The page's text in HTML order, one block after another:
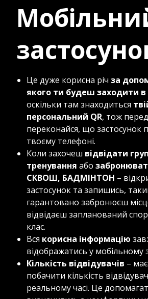
Це дуже корисна річ за
якого ти будеш заходити в
оскільки там знаходиться
персональний QR, тож
переконайся, що застосунок
твоєму телефоні.
Коли захочеш відвідати
тренування або
СКВОШ, БАДМІНТОН –
застосунок та запишись,
гарантовано забронюєш
відвідаєш запланований
клас.
Вся корисна інформацію
відображатись у мобільному
Кількість відвідувачів –
побачити кількість
реальному часі. Це